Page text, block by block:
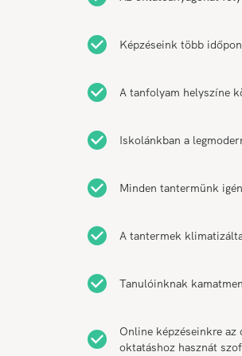
Képzéseink több
A tanfolyam helyszíne
Iskolánkban a
Minden tantermünk
A tantermek
Tanulóinknak
Online képzéseinkre
oktatáshoz hasznát